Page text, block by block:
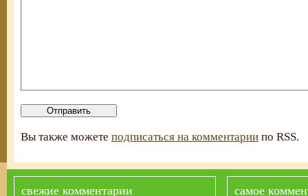
Вы также можете подписаться на комментарии по RSS.
свежие комментарии самое